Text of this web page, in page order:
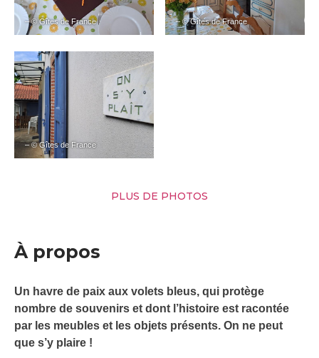
– © Gîtes de France – © Gîtes de France
– © Gîtes de France
PLUS DE PHOTOS
À propos
Un havre de paix aux volets bleus, qui protège
nombre de souvenirs et dont l’histoire est racontée
par les meubles et les objets présents. On ne peut
que s’y plaire !